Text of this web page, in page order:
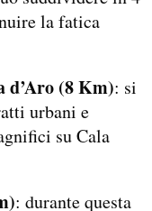
la fatica
d’Aro (8 Km): si
urbani e
su Cala
: durante questa